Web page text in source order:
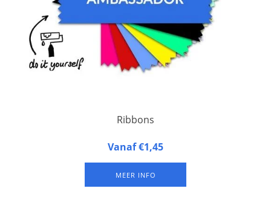
Ribbons
Afmeting: 10,4 x 4,1 cm. Met gekartelde zijkanten.
Vanaf €1,45
MEER INFO